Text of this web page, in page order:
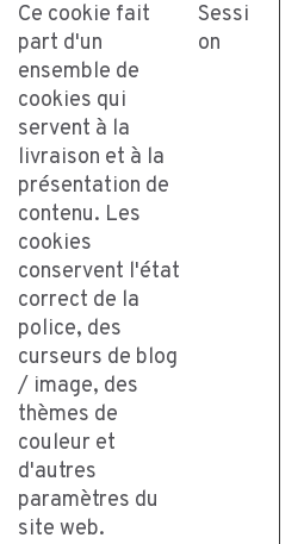
Ce cookie fait
part d'un
ensemble de
cookies qui
servent à la
livraison et à la
présentation de
contenu. Les
cookies
conservent l'état
correct de la
police, des
curseurs de blog
/ image, des
thèmes de
couleur et
d'autres
paramètres du
site web.
Sessi
on